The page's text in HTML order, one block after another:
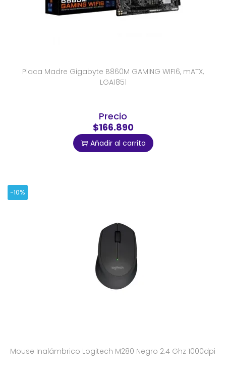
Placa Madre Gigabyte B860M GAMING WIFI6, mATX,
LGA1851
Precio
$166.890
Añadir al carrito
-10%
Mouse Inalámbrico Logitech M280 Negro 2.4 Ghz 1000dpi